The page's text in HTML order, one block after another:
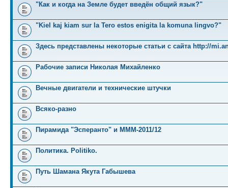
"Как и когда на Земле будет введён общий язык?"
"Kiel kaj kiam sur la Tero estos enigita la komuna lingvo?"
Здесь представлены некоторые статьи с сайта http://
Рабочие записи Николая Михайленко
Вечные двигатели и технические штучки
Всяко-разно
Пирамида "Эсперанто" и MMM-2011/12
Политика. Politiko.
Путь Шамана Якута Габышева